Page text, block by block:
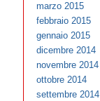
marzo 2015
febbraio 2015
gennaio 2015
dicembre 2014
novembre 2014
ottobre 2014
settembre 2014